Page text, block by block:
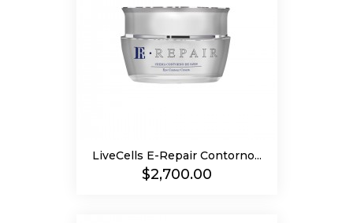
LiveCells E-Repair Contorno...
Precio
$2,700.00